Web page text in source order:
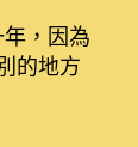
，因為
的地方